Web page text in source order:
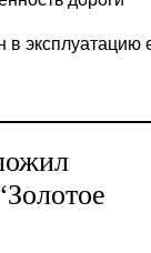
в эксплуатацию